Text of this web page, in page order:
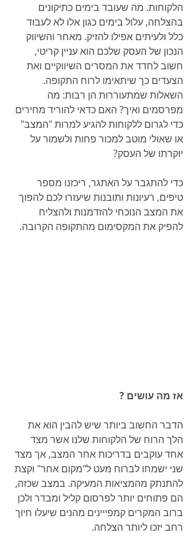
הלקוחות. מה שעובד בימים כתיקונים
בהצלחה, עלול בימים כגון אלו לא לעבוד
כלל ולעיתים אפילו להזיק. מאחר והשיווק
הנכון של העסק שלכם הוא עניין קריטי,
חשוב לחדד את המסרים השיווקיים ואת
הצעדים כך שיתאימו לרוח התקופה.
השאלות שמתעוררות הן רבות: מה
מפרסמים ואיך? האם כדאי להוריד מחירים
כדי לגרום ללקוחות להגיע למרות "המצב"
או שאולי מוטב למכור פחות ולשמור על
יוקרתו של העסק?
כדי להתגבר על האתגר, ריכזנו מספר
טיפים, רעיונות ותובנות שיעזרו לכם להפוך
את המצב הנוכחי להזדמנות ולהצליח
להפיק את המקסימום מהתקופה הקרובה.
אז מה עושים ?
הדבר החשוב ביותר שיש להבין הוא את
הלך הרוח של הלקוחות שלנו אשר מצד
אחד עוקבים בדריכות אחר המצב, אך מצד
שני ישמחו לברוח מעט ל"מקום אחר" וקצת
להתנתק מהמציאות המעיקה. במצב שכזה,
הם פתוחים יותר לפרסום קליל ומבדר ולכן
ברוב המקרים קמפייינים מהנים שיעלו חיוך
רחב יזכו ליותר הצלחה.